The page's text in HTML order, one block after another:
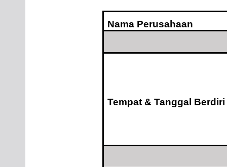
Nama Perusahaan
Tempat & Tanggal Berdiri